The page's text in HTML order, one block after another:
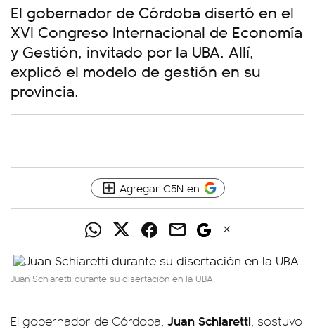
El gobernador de Córdoba disertó en el
XVI Congreso Internacional de Economía
y Gestión, invitado por la UBA. Allí,
explicó el modelo de gestión en su
provincia.
Agregar C5N en
Juan Schiaretti durante su disertación en la UBA.
El gobernador de Córdoba, Juan Schiaretti, sostuvo